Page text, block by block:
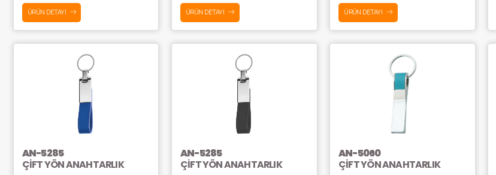
ÜRÜN DETAYI ÜRÜN DETAYI ÜRÜN DETAYI
AN-5285
ÇİFT YÖN ANAHTARLIK
AN-5285
ÇİFT YÖN ANAHTARLIK
AN-5060
ÇİFT YÖN ANAHTARLIK